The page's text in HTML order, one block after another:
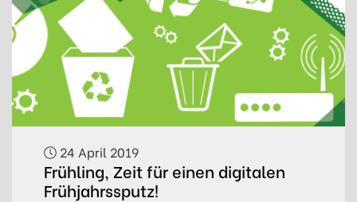
24 April 2019
Frühling, Zeit für einen digitalen
Frühjahrssputz!